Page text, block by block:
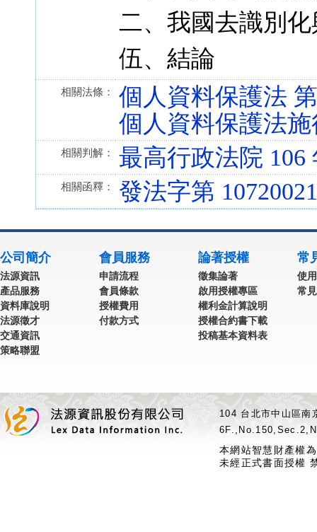
二、我國去識別
伍、結論
相關法條：
個人資料保護法
個人資料保護法施
相關判解： 最高行政法院 106
相關函釋： 發法字第
公司簡介
法源資訊
產品服務
資料庫說明
法源徵才
交通資訊
策略聯盟
會員服務
申請流程
會員條款
授權費用
付款方式
論著授權
徵集論著
啟用授權專區
權利金計算說明
授權合約書下載
投稿基本資料表
常
使
常
104 台北市中山區
本網站智慧財產權
未經正式書面授權